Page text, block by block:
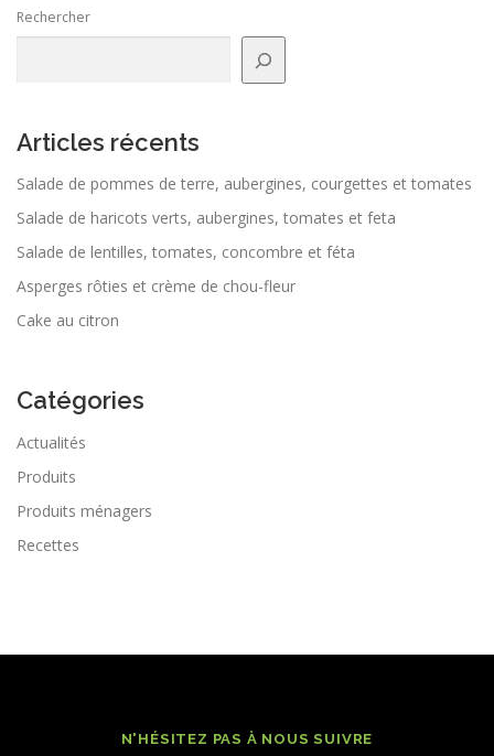
Rechercher
Articles récents
Salade de pommes de terre, aubergines, courgettes et tomates
Salade de haricots verts, aubergines, tomates et feta
Salade de lentilles, tomates, concombre et féta
Asperges rôties et crème de chou-fleur
Cake au citron
Catégories
Actualités
Produits
Produits ménagers
Recettes
N'HÉSITEZ PAS À NOUS SUIVRE